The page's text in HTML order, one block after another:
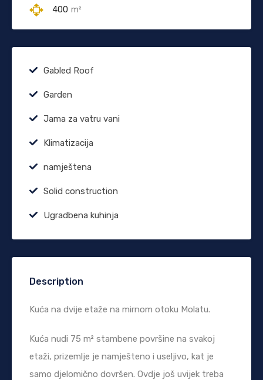
400 m²
Gabled Roof
Garden
Jama za vatru vani
Klimatizacija
namještena
Solid construction
Ugradbena kuhinja
Description
Kuća na dvije etaže na mirnom otoku Molatu.
Kuća nudi 75 m² stambene površine na svakoj
etaži, prizemlje je namješteno i useljivo, kat je
samo djelomično dovršen. Ovdje još uvijek treba